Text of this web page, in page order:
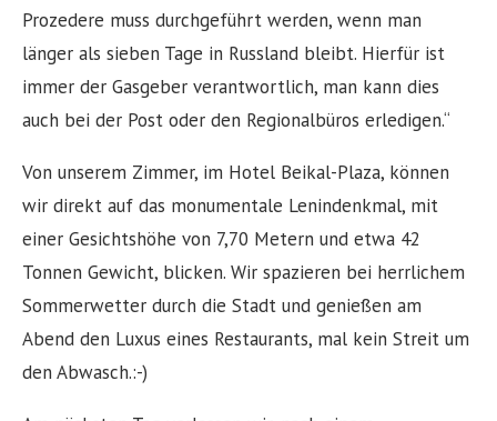
Prozedere muss durchgeführt werden, wenn man
länger als sieben Tage in Russland bleibt. Hierfür ist
immer der Gasgeber verantwortlich, man kann dies
auch bei der Post oder den Regionalbüros erledigen.“
Von unserem Zimmer, im Hotel Beikal-Plaza, können
wir direkt auf das monumentale Lenindenkmal, mit
einer Gesichtshöhe von 7,70 Metern und etwa 42
Tonnen Gewicht, blicken. Wir spazieren bei herrlichem
Sommerwetter durch die Stadt und genießen am
Abend den Luxus eines Restaurants, mal kein Streit um
den Abwasch.:-)